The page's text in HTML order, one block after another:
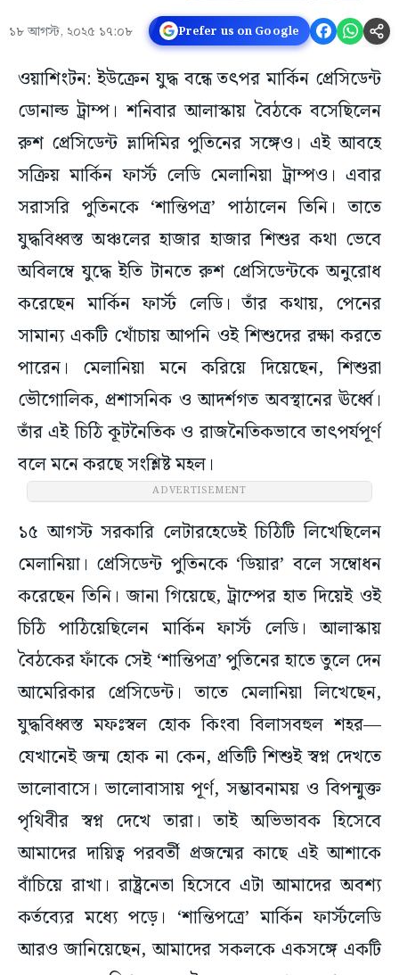
১৮ আগস্ট, ২০২৫ ১৭:০৮ Prefer us on Google
ওয়াশিংটন: ইউক্রেন যুদ্ধ বন্ধে তৎপর মার্কিন প্রেসিডেন্ট
ডোনাল্ড ট্রাম্প। শনিবার আলাস্কায় বৈঠকে বসেছিলেন
রুশ প্রেসিডেন্ট ভ্লাদিমির পুতিনের সঙ্গেও। এই আবহে
সক্রিয় মার্কিন ফার্স্ট লেডি মেলানিয়া ট্রাম্পও। এবার
সরাসরি পুতিনকে ‘শান্তিপত্র’ পাঠালেন তিনি। তাতে
যুদ্ধবিধ্বস্ত অঞ্চলের হাজার হাজার শিশুর কথা ভেবে
অবিলম্বে যুদ্ধে ইতি টানতে রুশ প্রেসিডেন্টকে অনুরোধ
করেছেন মার্কিন ফার্স্ট লেডি। তাঁর কথায়, পেনের
সামান্য একটি খোঁচায় আপনি ওই শিশুদের রক্ষা করতে
পারেন। মেলানিয়া মনে করিয়ে দিয়েছেন, শিশুরা
ভৌগোলিক, প্রশাসনিক ও আদর্শগত অবস্থানের ঊর্ধ্বে।
তাঁর এই চিঠি কূটনৈতিক ও রাজনৈতিকভাবে তাৎপর্যপূর্ণ
বলে মনে করছে সংশ্লিষ্ট মহল।
ADVERTISEMENT
১৫ আগস্ট সরকারি লেটারহেডেই চিঠিটি লিখেছিলেন
মেলানিয়া। প্রেসিডেন্ট পুতিনকে ‘ডিয়ার’ বলে সম্বোধন
করেছেন তিনি। জানা গিয়েছে, ট্রাম্পের হাত দিয়েই ওই
চিঠি পাঠিয়েছিলেন মার্কিন ফার্স্ট লেডি। আলাস্কায়
বৈঠকের ফাঁকে সেই ‘শান্তিপত্র’ পুতিনের হাতে তুলে দেন
আমেরিকার প্রেসিডেন্ট। তাতে মেলানিয়া লিখেছেন,
যুদ্ধবিধ্বস্ত মফঃস্বল হোক কিংবা বিলাসবহুল শহর—
যেখানেই জন্ম হোক না কেন, প্রতিটি শিশুই স্বপ্ন দেখতে
ভালোবাসে। ভালোবাসায় পূর্ণ, সম্ভাবনাময় ও বিপন্মুক্ত
পৃথিবীর স্বপ্ন দেখে তারা। তাই অভিভাবক হিসেবে
আমাদের দায়িত্ব পরবর্তী প্রজন্মের কাছে এই আশাকে
বাঁচিয়ে রাখা। রাষ্ট্রনেতা হিসেবে এটা আমাদের অবশ্য
কর্তব্যের মধ্যে পড়ে। ‘শান্তিপত্রে’ মার্কিন ফার্স্টলেডি
আরও জানিয়েছেন, আমাদের সকলকে একসঙ্গে একটি